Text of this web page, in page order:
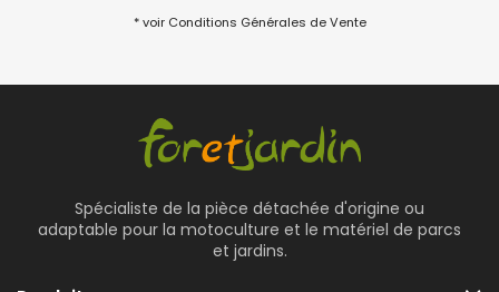
* voir Conditions Générales de Vente
Spécialiste de la pièce détachée d'origine ou
adaptable pour la motoculture et le matériel de parcs
et jardins.